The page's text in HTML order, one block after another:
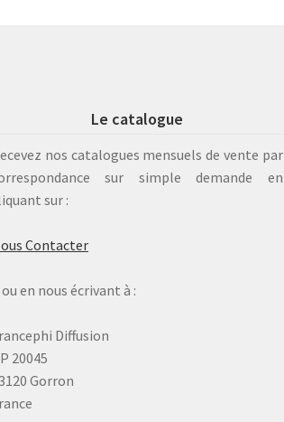
Le catalogue
nos catalogues mensuels de vente par
sur simple demande en
sur :
Contacter
ou en nous écrivant à :
Diffusion
20045
Gorron